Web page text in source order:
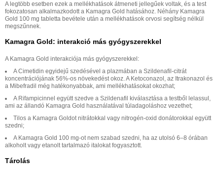
A legtöbb esetben ezek a mellékhatások átmeneti jellegűek voltak, és a test
fokozatosan alkalmazkodott a Kamagra Gold hatásához. Néhány Kamagra
Gold 100 mg tabletta bevétele után a mellékhatások orvosi segítség nélkül
megszűnnek.
Kamagra Gold: interakció más gyógyszerekkel
A Kamagra Gold interakciója más gyógyszerekkel:
A Cimetidin egyidejű szedésével a plazmában a Szildenafil-citrát
koncentrációjának 56%-os növekedést okoz. A Ketoconazol, az Itrakonazol és
a Mibefradil még hatékonyabbak, ami mellékhatásokat okozhat;
A Rifampicinnel együtt szedve a Szildenafil kiválasztása a testből lelassul,
ami az állandó Kamagra Gold használatával túladagoláshoz vezethet;
Tilos a Kamagra Goldot nitrátokkal vagy nitrogén-oxid donátorokkal együtt
szedni;
A Kamagra Gold 100 mg-ot nem szabad szedni, ha az utolsó 6–8 órában
alkoholt vagy etanolt tartalmazó italokat fogyasztott.
Tárolás